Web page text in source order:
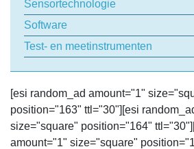
Sensortechnologie
Software
Test- en meetinstrumenten
[esi random_ad amount="1"
position="163" ttl="30"][esi
size="square" position="164"
amount="1" size="square"